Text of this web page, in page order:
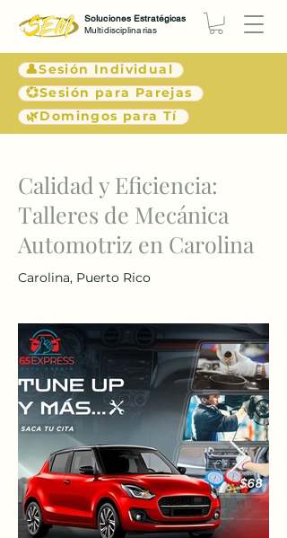
👤Sesión Individual
💞Sesión para Parejas
🌿Domingos para Tí
Soluciones Estratégicas
Multidisciplinarias
< Atrás
Calidad y Eficiencia:
Talleres de Mecánica
Automotriz en Carolina
Carolina, Puerto Rico